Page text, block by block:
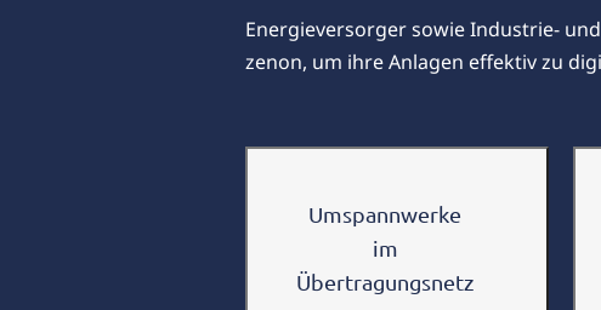
Energieversorger sowie Industrie-
zenon, um ihre Anlagen effektiv zu
Umspannwerke
im
Übertragungsnetz